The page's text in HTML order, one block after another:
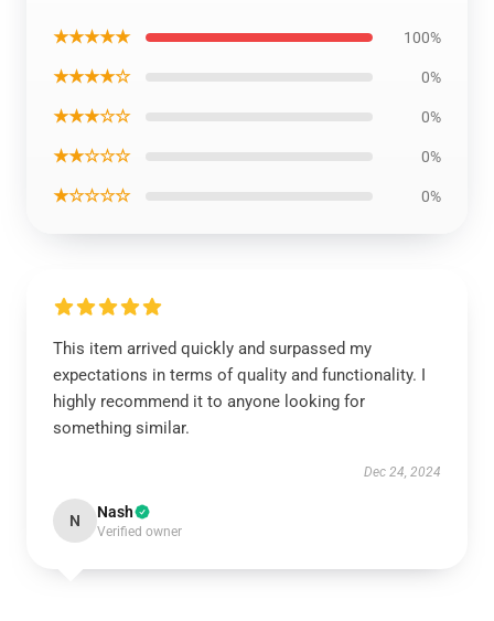
★★★★★ 100%
★★★★☆ 0%
★★★☆☆ 0%
★★☆☆☆ 0%
★☆☆☆☆ 0%
This item arrived quickly and surpassed my
expectations in terms of quality and functionality. I
highly recommend it to anyone looking for
something similar.
Dec 24, 2024
N Nash
Verified owner